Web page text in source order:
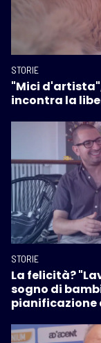
STORIE
"Mici
incontra la
STORIE
La felicità?
sogno di
pianificazione